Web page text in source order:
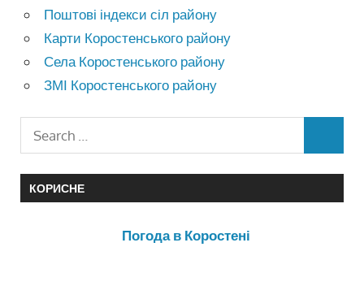
Поштові індекси сіл району
Карти Коростенського району
Села Коростенського району
ЗМІ Коростенського району
КОРИСНЕ
Погода в Коростені